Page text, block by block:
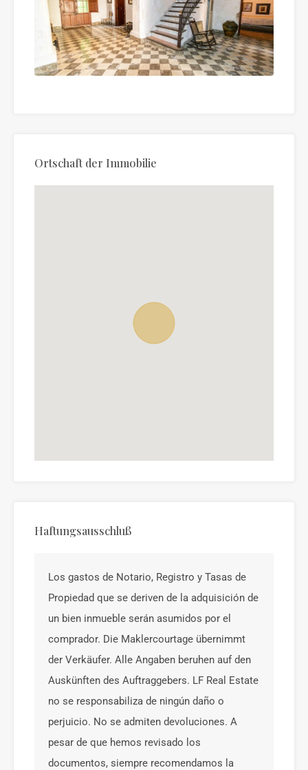
Ortschaft der Immobilie
Haftungsausschluß
Los gastos de Notario, Registro y Tasas de
Propiedad que se deriven de la adquisición de
un bien inmueble serán asumidos por el
comprador. Die Maklercourtage übernimmt
der Verkäufer. Alle Angaben beruhen auf den
Auskünften des Auftraggebers. LF Real Estate
no se responsabiliza de ningún daño o
perjuicio. No se admiten devoluciones. A
pesar de que hemos revisado los
documentos, siempre recomendamos la